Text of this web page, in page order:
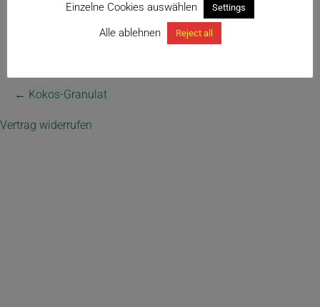
← Kokos-Granulat
Vertrag widerrufen
Einzelne Cookies auswählen Settings
Alle ablehnen Reject all